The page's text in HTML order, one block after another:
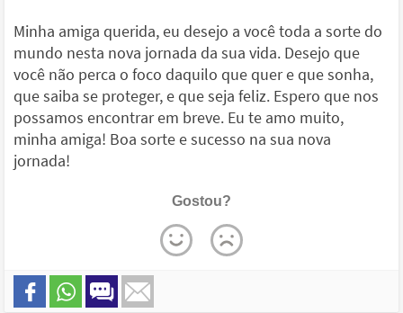
Minha amiga querida, eu desejo a você toda a sorte do
mundo nesta nova jornada da sua vida. Desejo que
você não perca o foco daquilo que quer e que sonha,
que saiba se proteger, e que seja feliz. Espero que nos
possamos encontrar em breve. Eu te amo muito,
minha amiga! Boa sorte e sucesso na sua nova
jornada!
Gostou?